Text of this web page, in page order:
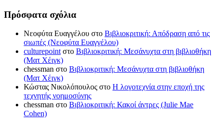
Πρόσφατα σχόλια
Νεοφύτα Ευαγγέλου στο Βιβλιοκριτική: Απόδραση από τις
σιωπές (Νεοφύτα Ευαγγέλου)
culturepointστο Βιβλιοκριτική: Μεσάνυχτα στη βιβλιοθήκη
(Ματ Χέιγκ)
chessman στο Βιβλιοκριτική: Μεσάνυχτα στη βιβλιοθήκη
(Ματ Χέιγκ)
Κώστας Νικολόπουλος στο Η λογοτεχνία στην εποχή της
τεχνητής νοημοσύνης
chessman στο Βιβλιοκριτική: Κακοί άντρες (Julie Mae
Cohen)